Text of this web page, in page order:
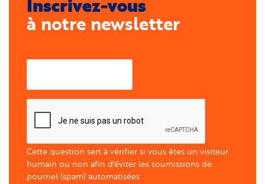
à notre newsletter
Cette question sert à vérifier si vous êtes un visiteur
humain ou non afin d'éviter les soumissions de
pourriel (spam) automatisées.